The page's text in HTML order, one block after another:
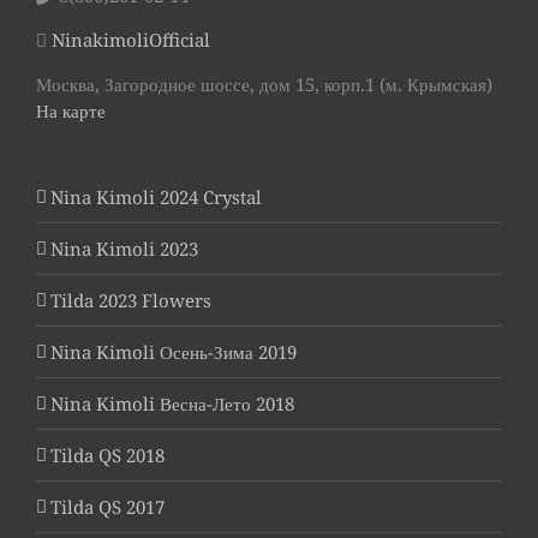
NinakimoliOfficial
Москва, Загородное шоссе, дом 15, корп.1 (м. Крымская)
На карте
Nina Kimoli 2024 Crystal
Nina Kimoli 2023
Tilda 2023 Flowers
Nina Kimoli Осень-Зима 2019
Nina Kimoli Весна-Лето 2018
Tilda QS 2018
Tilda QS 2017